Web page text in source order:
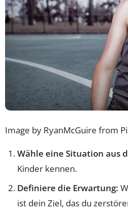
Image by RyanMcGuire from
Wähle eine Situation aus
Kinder kennen.
Definiere die Erwartung:
ist dein Ziel, das du